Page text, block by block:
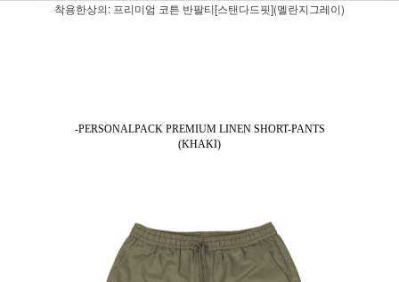
착용한상의: 프리미엄 코튼 반팔티[스탠다드핏](멜란지그레이)
-PERSONALPACK PREMIUM LINEN SHORT-PANTS
(KHAKI)